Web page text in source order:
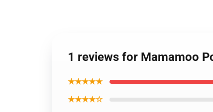
1 reviews for Mamamoo
★★★★★
★★★★☆